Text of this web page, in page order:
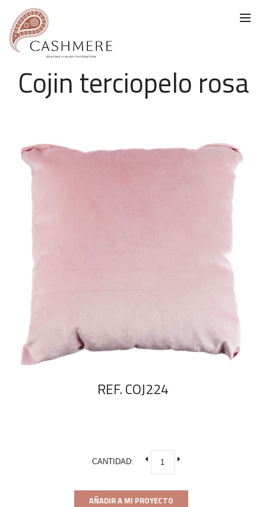
Cojin terciopelo rosa
REF. COJ224
CANTIDAD:
AÑADIR A MI PROYECTO